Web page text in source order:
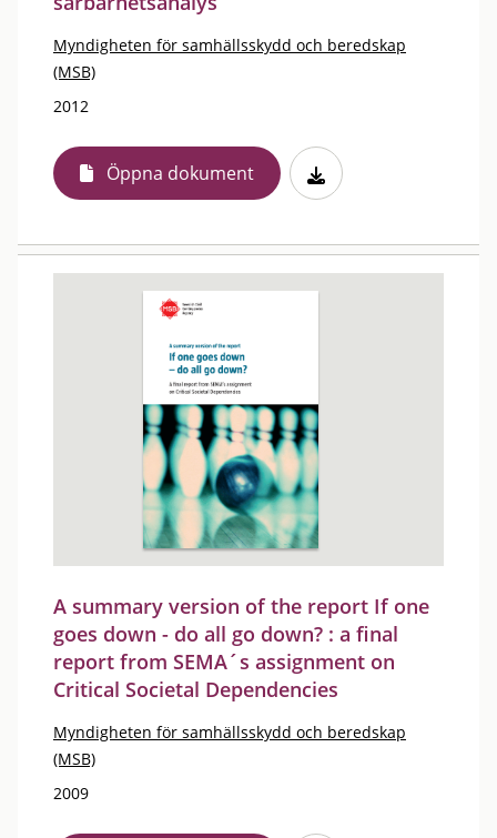
Myndigheten för samhällsskydd och beredskap
(MSB)
2012
Öppna dokument
A summary version of the report If one
goes down - do all go down? : a final
report from SEMA´s assignment on
Critical Societal Dependencies
Myndigheten för samhällsskydd och beredskap
(MSB)
2009